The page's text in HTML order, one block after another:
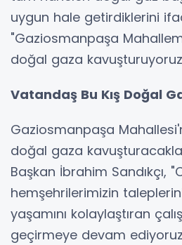
uygun hale getirdiklerini
"Gaziosmanpaşa
doğal gaza
Vatandaş Bu Kış Doğal
Gaziosmanpaşa
doğal gaza
Başkan İbrahim Sandıkçı,
hemşehrilerimizin
yaşamını kolaylaştıran
geçirmeye devam